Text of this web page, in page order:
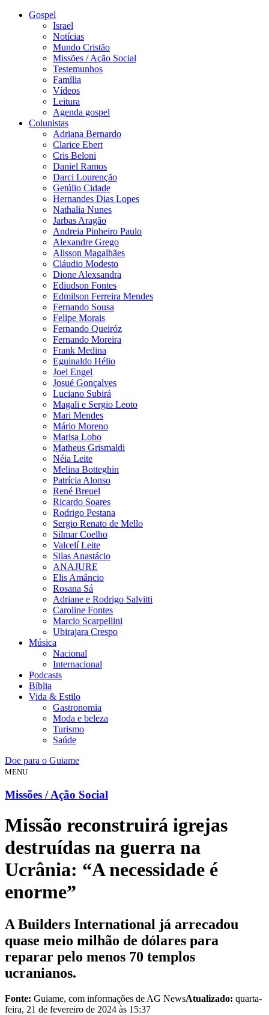
Gospel
Israel
Notícias
Mundo Cristão
Missões / Ação Social
Testemunhos
Família
Vídeos
Leitura
Agenda gospel
Colunistas
Adriana Bernardo
Clarice Ebert
Cris Beloni
Daniel Ramos
Darci Lourenção
Getúlio Cidade
Hernandes Dias Lopes
Nathalia Nunes
Jarbas Aragão
Andreia Pinheiro Paulo
Alexandre Grego
Alisson Magalhães
Cláudio Modesto
Dione Alexsandra
Ediudson Fontes
Edmilson Ferreira Mendes
Fernando Sousa
Felipe Morais
Fernando Queiróz
Fernando Moreira
Frank Medina
Eguinaldo Hélio
Joel Engel
Josué Gonçalves
Luciano Subirá
Magali e Sergio Leoto
Mari Mendes
Mário Moreno
Marisa Lobo
Matheus Grismaldi
Néia Leite
Melina Botteghin
Patrícia Alonso
René Breuel
Ricardo Soares
Rodrigo Pestana
Sergio Renato de Mello
Silmar Coelho
Valcelí Leite
Silas Anastácio
ANAJURE
Elis Amâncio
Rosana Sá
Adriane e Rodrigo Salvitti
Caroline Fontes
Marcio Scarpellini
Ubirajara Crespo
Música
Nacional
Internacional
Podcasts
Bíblia
Vida & Estilo
Gastronomia
Moda e beleza
Turismo
Saúde
Doe para o Guiame
MENU
Missões / Ação Social
Missão reconstruirá igrejas
destruídas na guerra na
Ucrânia: “A necessidade é
enorme”
A Builders International já arrecadou
quase meio milhão de dólares para
reparar pelo menos 70 templos
ucranianos.
Fonte: Guiame, com informações de AG NewsAtualizado: quarta-
feira, 21 de fevereiro de 2024 às 15:37